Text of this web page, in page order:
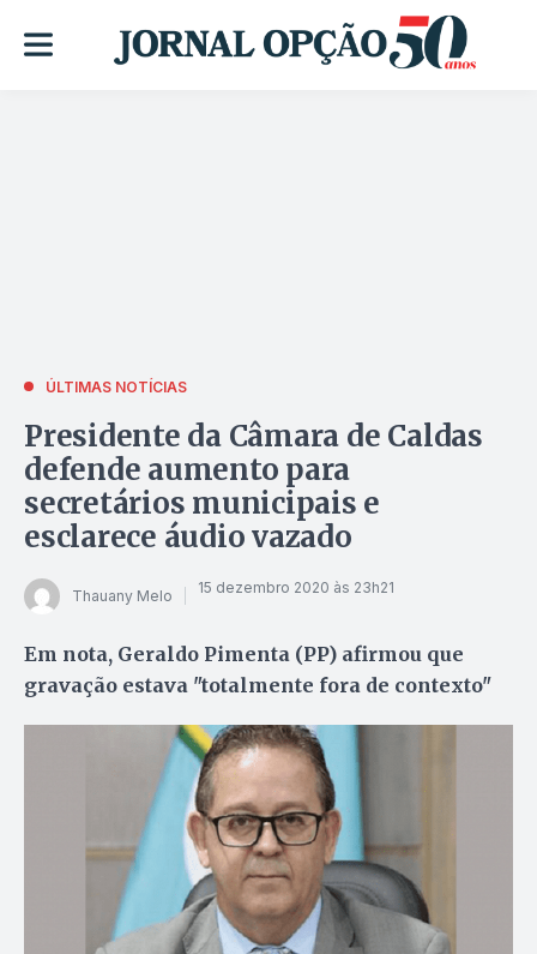
ÚLTIMAS NOTÍCIAS
Presidente da Câmara de Caldas
defende aumento para
secretários municipais e
esclarece áudio vazado
Thauany Melo 15 dezembro 2020 às 23h21
Em nota, Geraldo Pimenta (PP) afirmou que
gravação estava "totalmente fora de contexto"